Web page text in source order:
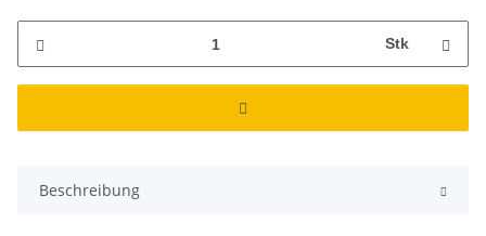
Stk
Beschreibung